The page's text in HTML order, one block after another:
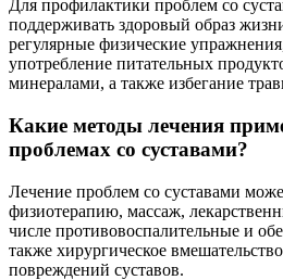
Для профилактики проблем со
поддерживать здоровый образ
регулярные физические
употребление питательных
минералами, а также избегание
Какие методы лечения
проблемах со суставами?
Лечение проблем со суставами
физиотерапию, массаж,
числе противовоспалительные и
также хирургическое
повреждений суставов.